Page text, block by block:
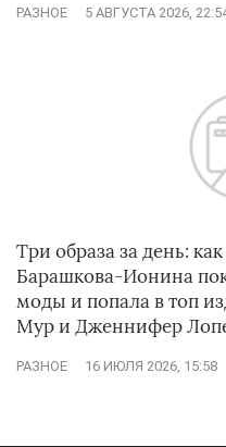
РАЗНОЕ 5 АВГУСТА 2026,
Три образа за день:
Барашкова‑Ионина
моды и попала в топ
Мур и Дженнифер
РАЗНОЕ 16 ИЮЛЯ 2026, 15:58